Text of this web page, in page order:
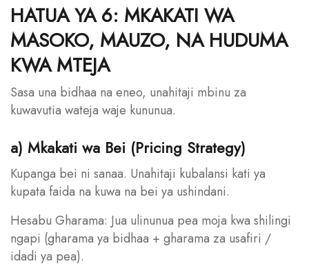
HATUA YA 6: MKAKATI WA
MASOKO, MAUZO, NA HUDUMA
KWA MTEJA
Sasa una bidhaa na eneo, unahitaji mbinu za
kuwavutia wateja waje kununua.
a) Mkakati wa Bei (Pricing Strategy)
Kupanga bei ni sanaa. Unahitaji kubalansi kati ya
kupata faida na kuwa na bei ya ushindani.
Hesabu Gharama: Jua ulinunua pea moja kwa shilingi
ngapi (gharama ya bidhaa + gharama za usafiri /
idadi ya pea).